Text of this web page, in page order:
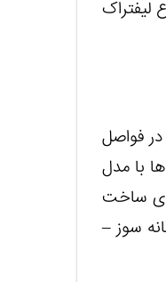
لیفتراک
فواصل
با مدل
ساخت
سوز –